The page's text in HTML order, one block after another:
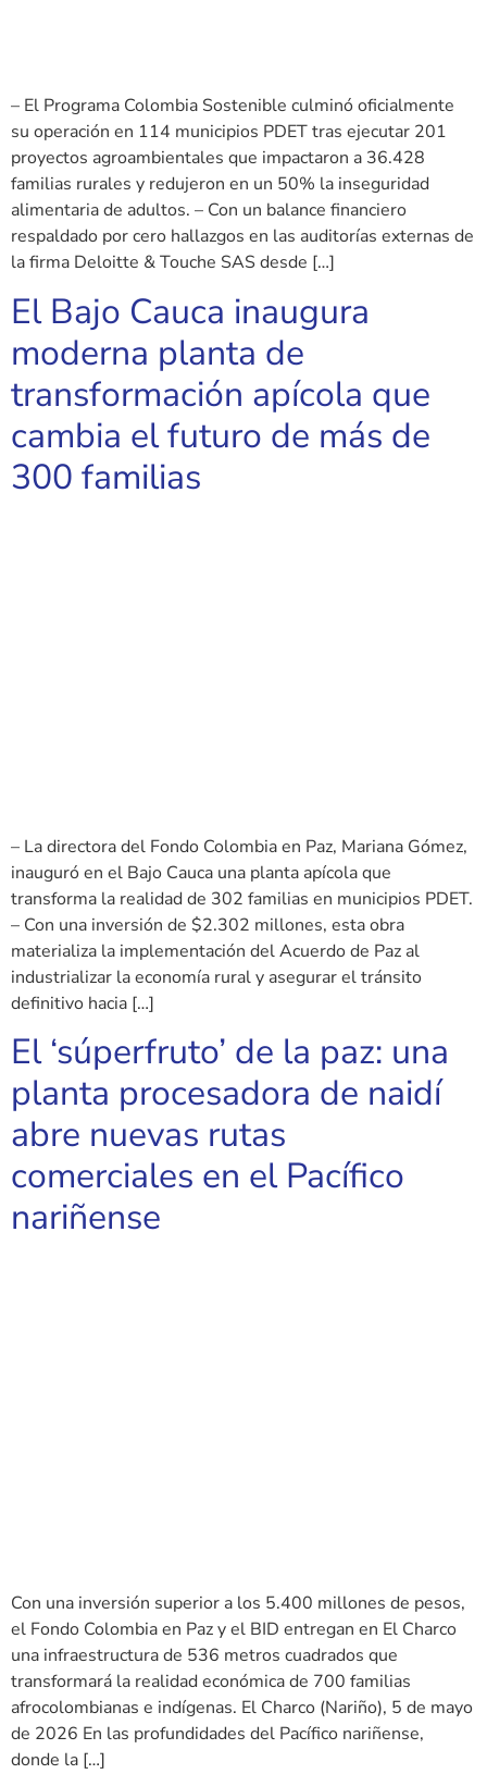
– El Programa Colombia Sostenible culminó oficialmente
su operación en 114 municipios PDET tras ejecutar 201
proyectos agroambientales que impactaron a 36.428
familias rurales y redujeron en un 50% la inseguridad
alimentaria de adultos. – Con un balance financiero
respaldado por cero hallazgos en las auditorías externas de
la firma Deloitte & Touche SAS desde […]
El Bajo Cauca inaugura
moderna planta de
transformación apícola que
cambia el futuro de más de
300 familias
– La directora del Fondo Colombia en Paz, Mariana Gómez,
inauguró en el Bajo Cauca una planta apícola que
transforma la realidad de 302 familias en municipios PDET.
– Con una inversión de $2.302 millones, esta obra
materializa la implementación del Acuerdo de Paz al
industrializar la economía rural y asegurar el tránsito
definitivo hacia […]
El ‘súperfruto’ de la paz: una
planta procesadora de naidí
abre nuevas rutas
comerciales en el Pacífico
nariñense
Con una inversión superior a los 5.400 millones de pesos,
el Fondo Colombia en Paz y el BID entregan en El Charco
una infraestructura de 536 metros cuadrados que
transformará la realidad económica de 700 familias
afrocolombianas e indígenas. El Charco (Nariño), 5 de mayo
de 2026 En las profundidades del Pacífico nariñense,
donde la […]